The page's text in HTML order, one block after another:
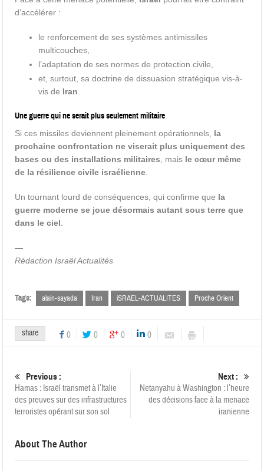
d’accélérer :
le renforcement de ses systèmes antimissiles
multicouches,
l’adaptation de ses normes de protection civile,
et, surtout, sa doctrine de dissuasion stratégique vis-à-
vis de Iran
Une guerre qui ne serait plus seulement militaire
Si ces missiles deviennent pleinement opérationnels, la
prochaine confrontation ne viserait plus uniquement des
bases ou des installations militaires , mais le cœur même
de la résilience civile israélienne
Un tournant lourd de conséquences, qui confirme que la
guerre moderne se joue désormais autant sous terre que
dans le ciel
—
Rédaction Israël Actualités
Tags: alain-sayada Iran iSRAEL-ACTUALITES Proche Orient
share 0 0 0 0
Previous :
Hamas : Israël transmet à l’Italie
des preuves sur des infrastructures
terroristes opérant sur son sol
Next :
Netanyahu à Washington : l’heure
des décisions face à la menace
iranienne
About The Author